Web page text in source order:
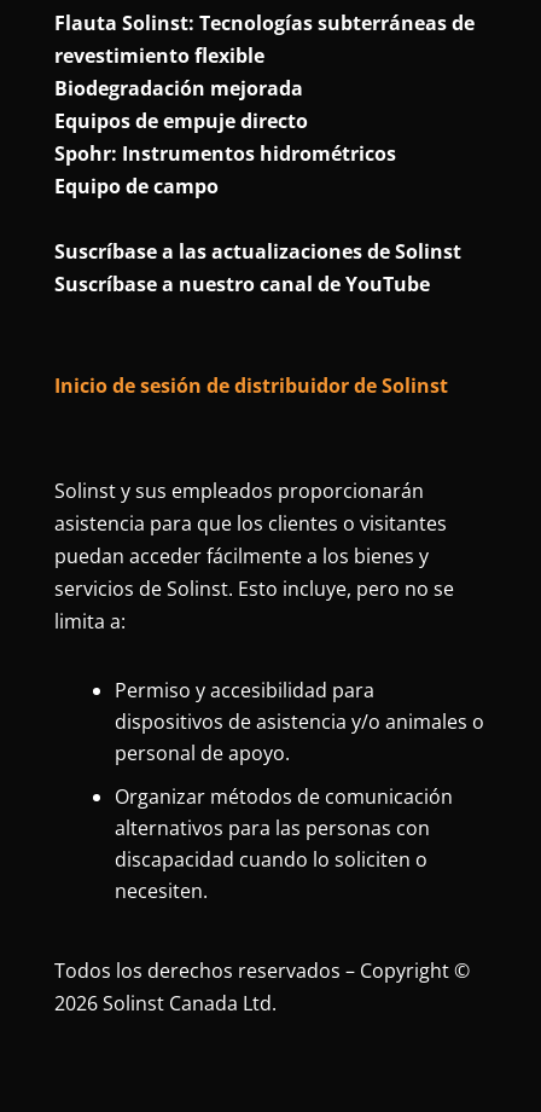
Flauta Solinst: Tecnologías subterráneas de
revestimiento flexible
Biodegradación mejorada
Equipos de empuje directo
Spohr: Instrumentos hidrométricos
Equipo de campo
Suscríbase a las actualizaciones de Solinst
Suscríbase a nuestro canal de YouTube
Inicio de sesión de distribuidor de Solinst
Solinst y sus empleados proporcionarán
asistencia para que los clientes o visitantes
puedan acceder fácilmente a los bienes y
servicios de Solinst. Esto incluye, pero no se
limita a:
Permiso y accesibilidad para
dispositivos de asistencia y/o animales o
personal de apoyo.
Organizar métodos de comunicación
alternativos para las personas con
discapacidad cuando lo soliciten o
necesiten.
Todos los derechos reservados – Copyright ©
2026 Solinst Canada Ltd.